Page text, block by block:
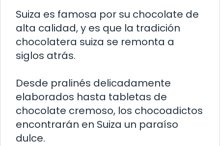
Suiza es famosa por su chocolate de
alta calidad, y es que la tradición
chocolatera suiza se remonta a
siglos atrás.
Desde pralinés delicadamente
elaborados hasta tabletas de
chocolate cremoso, los chocoadictos
encontrarán en Suiza un paraíso
dulce.